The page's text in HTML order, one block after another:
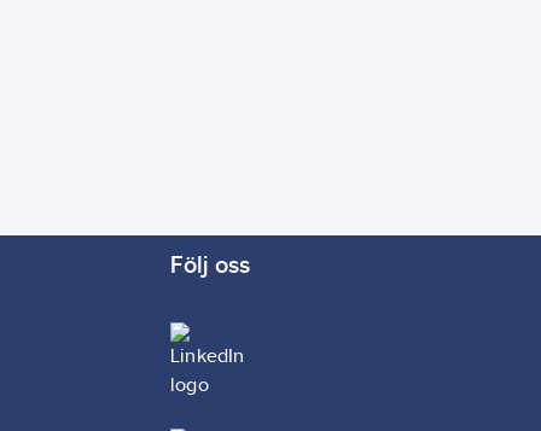
Följ oss